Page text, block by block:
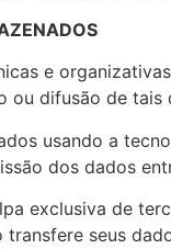
e
ou difusão de tais
usando a
dos dados
exclusiva de
seus